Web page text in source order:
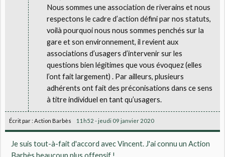
Nous sommes une association de riverains et nous
respectons le cadre d’action défini par nos statuts,
voilà pourquoi nous nous sommes penchés sur la
gare et son environnement, il revient aux
associations d’usagers d’intervenir sur les
questions bien légitimes que vous évoquez (elles
l’ont fait largement) . Par ailleurs, plusieurs
adhérents ont fait des préconisations dans ce sens
à titre individuel en tant qu’usagers.
Écrit par :Action Barbès 11h52 -jeudi 09 janvier 2020
Je suis tout-à-fait d'accord avec Vincent. J'ai connu un Action